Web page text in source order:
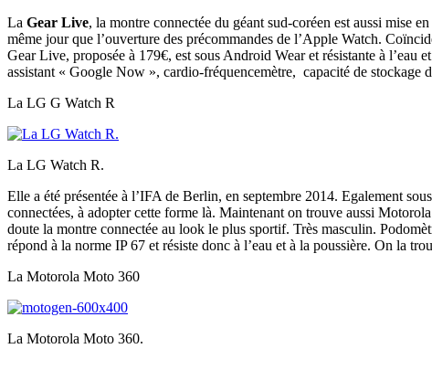
La Gear Live, la montre connectée du géant sud-coréen est aussi mise
même jour que l’ouverture des précommandes de l’Apple Watch.
Gear Live, proposée à 179€, est sous Android Wear et résistante à l’eau
assistant « Google Now », cardio-fréquencemètre, capacité de
La LG G Watch R
La LG Watch R.
Elle a été présentée à l’IFA de Berlin, en septembre 2014. Egalement
connectées, à adopter cette forme là. Maintenant on trouve aussi
doute la montre connectée au look le plus sportif. Très masculin.
répond à la norme IP 67 et résiste donc à l’eau et à la poussière. On la
La Motorola Moto 360
La Motorola Moto 360.